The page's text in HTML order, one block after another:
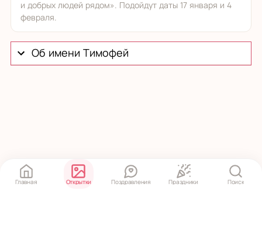
и добрых людей рядом». Подойдут даты 17 января и 4
февраля.
Об имени Тимофей
Главная Открытки Поздравления Праздники Поиск